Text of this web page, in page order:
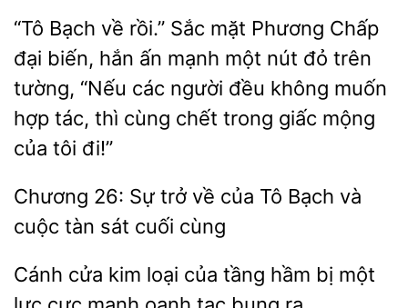
“Tô Bạch về rồi.” Sắc mặt Phương Chấp
biến, hắn ấn mạnh
đỏ trên
tường, “Nếu các người đều không muốn
hợp tác, thì cùng chết trong giấc mộng
của tôi đi!”
Chương 26: Sự trở
của Tô Bạch và
cuộc tàn sát
Cánh kim
của tầng hầm bị một